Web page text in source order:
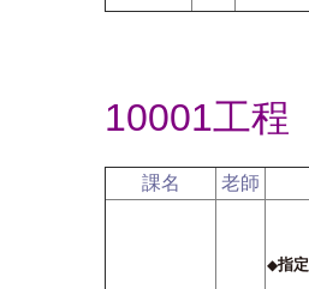
10001工程
課名 老師
◆指定